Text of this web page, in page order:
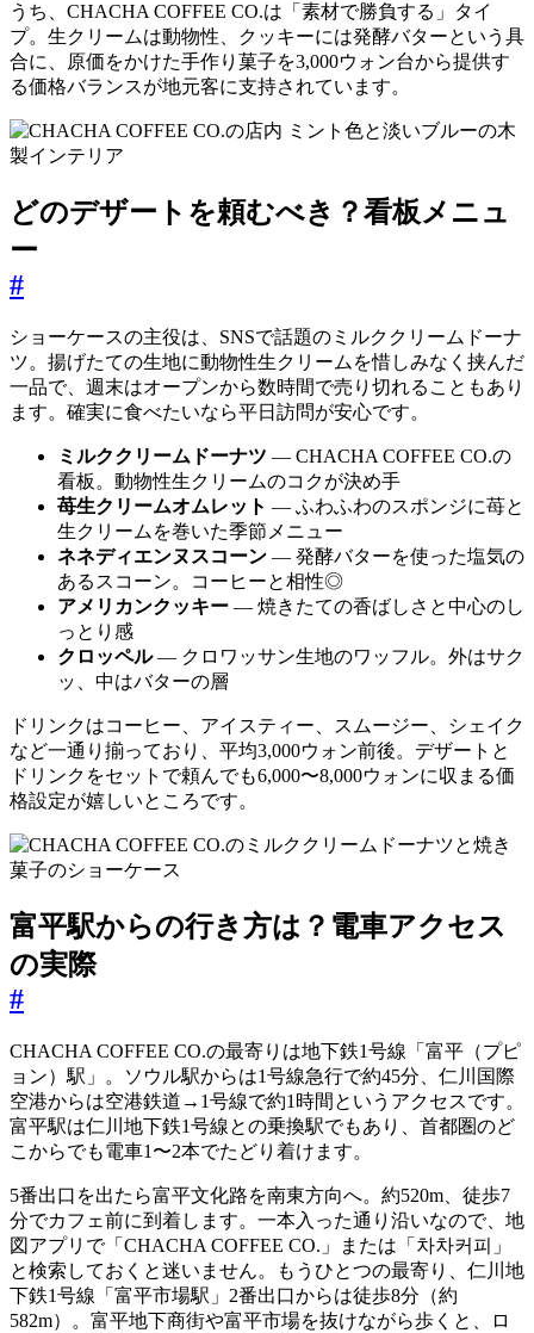
うち、CHACHA COFFEE CO.は「素材で勝負する」タイ
プ。生クリームは動物性、クッキーには発酵バターという具
合に、原価をかけた手作り菓子を3,000ウォン台から提供す
る価格バランスが地元客に支持されています。
どのデザートを頼むべき？看板メニュ
ー
#
ショーケースの主役は、SNSで話題のミルククリームドーナ
ツ。揚げたての生地に動物性生クリームを惜しみなく挟んだ
一品で、週末はオープンから数時間で売り切れることもあり
ます。確実に食べたいなら平日訪問が安心です。
ミルククリームドーナツ ― CHACHA COFFEE CO.の
看板。動物性生クリームのコクが決め手
苺生クリームオムレット ― ふわふわのスポンジに苺と
生クリームを巻いた季節メニュー
ネネディエンヌスコーン ― 発酵バターを使った塩気の
あるスコーン。コーヒーと相性◎
アメリカンクッキー ― 焼きたての香ばしさと中心のし
っとり感
クロッペル― クロワッサン生地のワッフル。外はサク
ッ、中はバターの層
ドリンクはコーヒー、アイスティー、スムージー、シェイク
など一通り揃っており、平均3,000ウォン前後。デザートと
ドリンクをセットで頼んでも6,000〜8,000ウォンに収まる価
格設定が嬉しいところです。
富平駅からの行き方は？電車アクセス
の実際
#
CHACHA COFFEE CO.の最寄りは地下鉄1号線「富平（プピ
ョン）駅」。ソウル駅からは1号線急行で約45分、仁川国際
空港からは空港鉄道→1号線で約1時間というアクセスです。
富平駅は仁川地下鉄1号線との乗換駅でもあり、首都圏のど
こからでも電車1〜2本でたどり着けます。
5番出口を出たら富平文化路を南東方向へ。約520m、徒歩7
分でカフェ前に到着します。一本入った通り沿いなので、地
図アプリで「CHACHA COFFEE CO.」または「차차커피」
と検索しておくと迷いません。もうひとつの最寄り、仁川地
下鉄1号線「富平市場駅」2番出口からは徒歩8分（約
582m）。富平地下商街や富平市場を抜けながら歩くと、ロ